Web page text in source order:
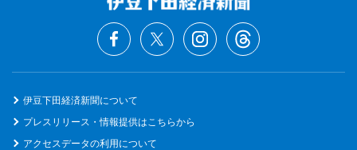
伊豆下田経済新聞について
プレスリリース・情報提供はこちらから
アクセスデータの利用について